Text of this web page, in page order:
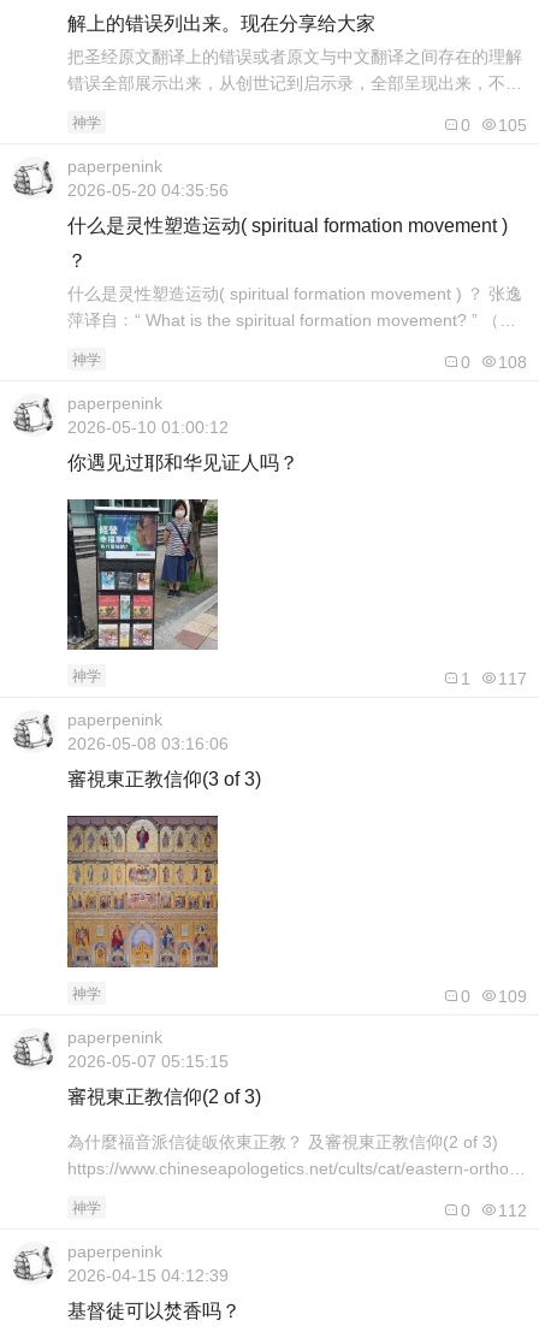
解上的错误列出来。现在分享给大家
把圣经原文翻译上的错误或者原文与中文翻译之间存在的理解
错误全部展示出来，从创世记到启示录，全部呈现出来，不要
且详细解释旧约篇（希伯来文与阿兰文）1. 《创世记》1:1
—— “创造”的动作还是状态？中文翻译：“起初，神创造天
地。”原文错位：希伯来文开头是 Bereshit（בְּרֵאשִׁית）。在文
法..
神学 0 105
paperpenink
2026-05-20 04:35:56
什么是灵性塑造运动( spiritual formation movement )
？
什么是灵性塑造运动( spiritual formation movement ) ？ 张逸
萍译自﹕“ What is the spiritual formation movement? ” （
塑造运动在当今非常流行。然而，从许多方面来看，这..
神学 0 108
paperpenink
2026-05-10 01:00:12
你遇见过耶和华见证人吗？
神学 1 117
paperpenink
2026-05-08 03:16:06
審視東正教信仰(3 of 3)
神学 0 109
paperpenink
2026-05-07 05:15:15
審視東正教信仰(2 of 3)
為什麼福音派信徒皈依東正教？ 及審視東正教信仰(2 of 3)
https://www.chineseapologetics.net/cults/cat/eastern-ortho-
教堂有多華麗，或者氣氛有多莊嚴，卻應該是她的教導是否合
聖經，否則我們徒然享受氣氛，而得不到靈命的供應。那麼..
神学 0 112
paperpenink
2026-04-15 04:12:39
基督徒可以焚香吗？